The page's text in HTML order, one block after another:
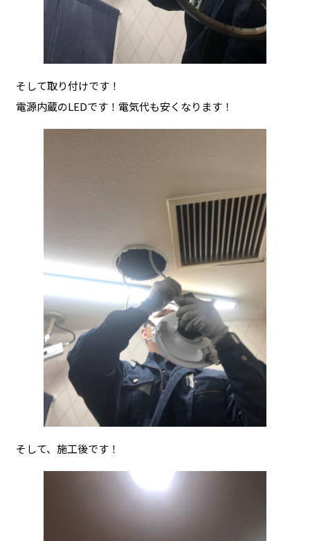
そして取り付けです！
電源内蔵のLEDです！電気代も安くなります！
そして、施工後です！